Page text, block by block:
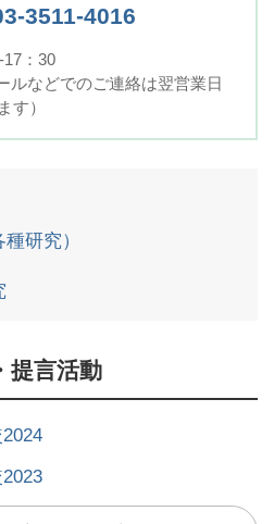
3511-4016
：30
ルなどでのご連絡は翌営業日
す）
研究）
提言活動